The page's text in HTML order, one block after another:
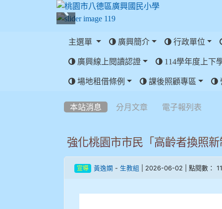
:::
主選單 廣興簡介 行政單位
廣興線上閱讀認證 114學年度上下
場地租借條例 課後照顧專區
本站消息 分月文章 電子報列表
強化桃園市市民「高齡者換照
宣導 黃逸嫻 - 生教組 | 2026-06-02 | 點閱數：